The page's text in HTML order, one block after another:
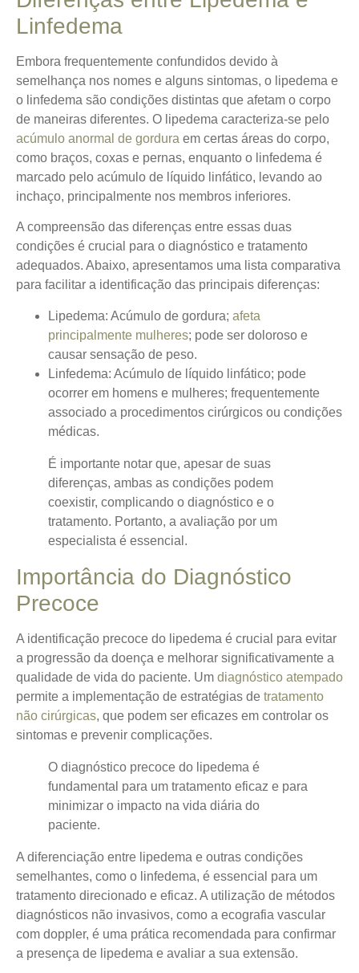
Linfedema
Embora frequentemente confundidos devido à
semelhança nos nomes e alguns sintomas, o lipedema e
o linfedema são condições distintas que afetam o corpo
de maneiras diferentes. O lipedema caracteriza-se pelo
acúmulo anormal de gordura em certas áreas do corpo,
como braços, coxas e pernas, enquanto o linfedema é
marcado pelo acúmulo de líquido linfático, levando ao
inchaço, principalmente nos membros inferiores.
A compreensão das diferenças entre essas duas
condições é crucial para o diagnóstico e tratamento
adequados. Abaixo, apresentamos uma lista comparativa
para facilitar a identificação das principais diferenças:
Lipedema: Acúmulo de gordura; afeta
principalmente mulheres; pode ser doloroso e
causar sensação de peso.
Linfedema: Acúmulo de líquido linfático; pode
ocorrer em homens e mulheres; frequentemente
associado a procedimentos cirúrgicos ou condições
médicas.
É importante notar que, apesar de suas
diferenças, ambas as condições podem
coexistir, complicando o diagnóstico e o
tratamento. Portanto, a avaliação por um
especialista é essencial.
Importância do Diagnóstico
Precoce
A identificação precoce do lipedema é crucial para evitar
a progressão da doença e melhorar significativamente a
qualidade de vida do paciente. Um diagnóstico atempado
permite a implementação de estratégias de tratamento
não cirúrgicas, que podem ser eficazes em controlar os
sintomas e prevenir complicações.
O diagnóstico precoce do lipedema é
fundamental para um tratamento eficaz e para
minimizar o impacto na vida diária do
paciente.
A diferenciação entre lipedema e outras condições
semelhantes, como o linfedema, é essencial para um
tratamento direcionado e eficaz. A utilização de métodos
diagnósticos não invasivos, como a ecografia vascular
com doppler, é uma prática recomendada para confirmar
a presença de lipedema e avaliar a sua extensão.